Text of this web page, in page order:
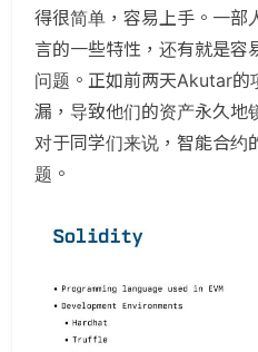
得很简单，容易上手。一部
言的一些特性，还有就是容
问题。正如前两天Akutar的
漏，导致他们的资产永久地
对于同学们来说，智能合约
题。